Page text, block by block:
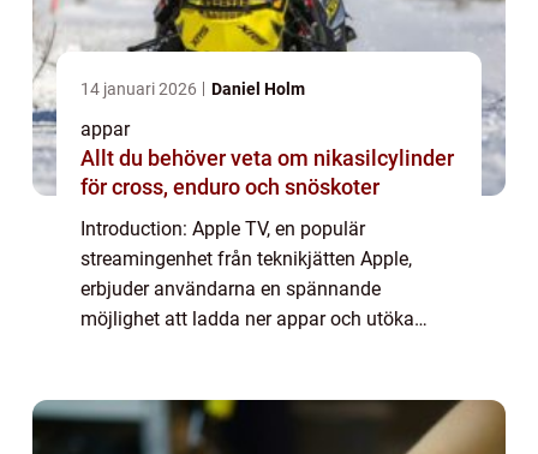
14 januari 2026 Daniel Holm
appar
Allt du behöver veta om nikasilcylinder
för cross, enduro och snöskoter
Introduction: Apple TV, en populär
streamingenhet från teknikjätten Apple,
erbjuder användarna en spännande
möjlighet att ladda ner appar och utöka
möjligheterna med att ...